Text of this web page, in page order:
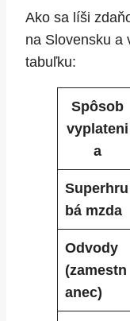
Ako sa líši
na Slovensku a
tabuľku:
Spôsob
vyplateni
a
Superhru
bá mzda
Odvody
(zamestn
anec)